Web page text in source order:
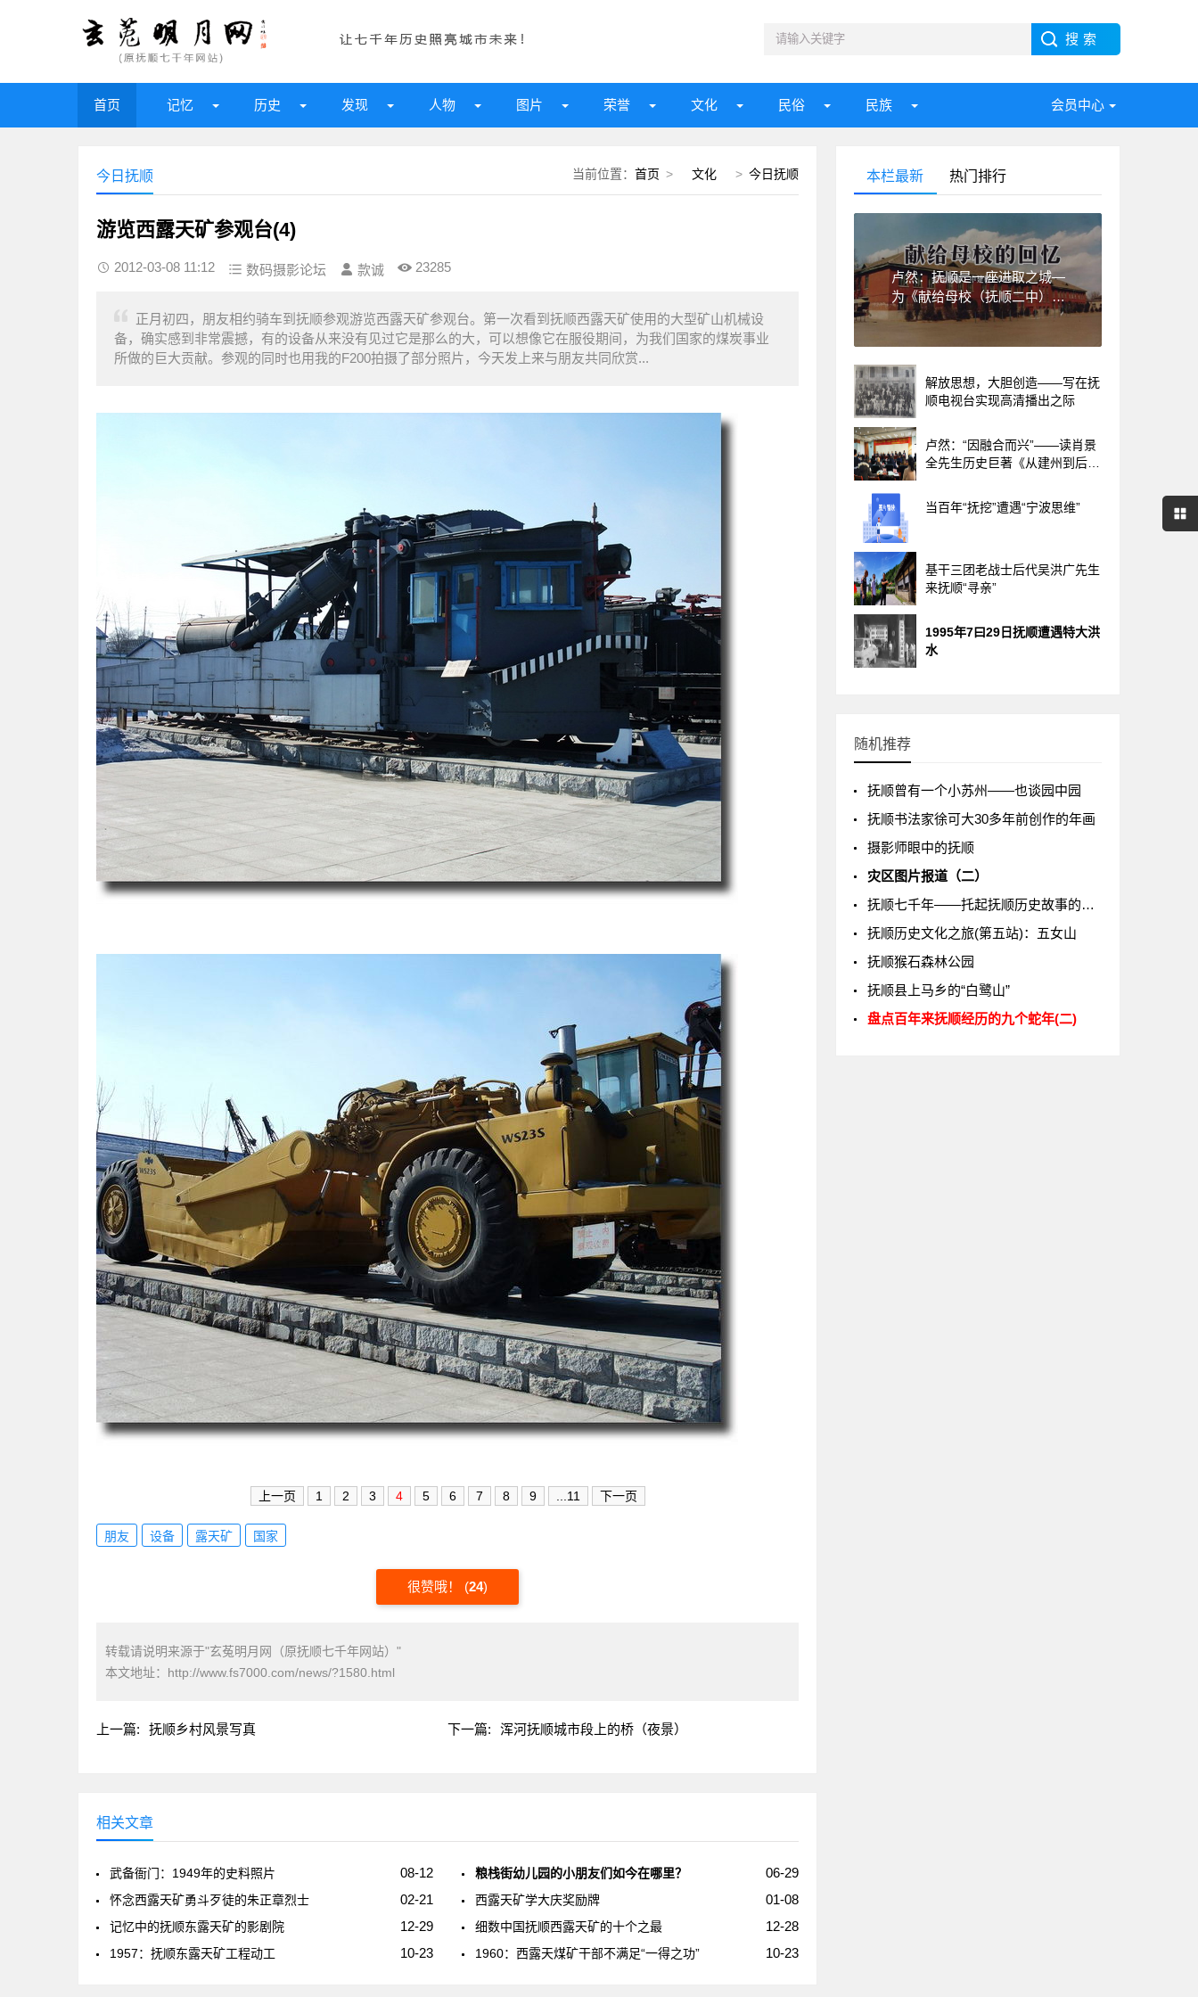
首页 记忆 历史 发现 人物 图片 荣誉 文化 民俗 民族 会员中心
当前位置： 首页 > 文化 > 今日抚顺
今日抚顺
游览西露天矿参观台(4)
2012-03-08 11:12 数码摄影论坛 款诚 23285
正月初四，朋友相约骑车到抚顺参观游览西露天矿参观台。第一次看到抚顺西露天矿使用的大型矿山机械设
备，确实感到非常震撼，有的设备从来没有见过它是那么的大，可以想像它在服役期间，为我们国家的煤炭事业
所做的巨大贡献。参观的同时也用我的F200拍摄了部分照片，今天发上来与朋友共同欣赏...
上一页 1 2 3 4 5 6 7 8 9 ...11 下一页
朋友 设备 露天矿 国家
很赞哦！ (24)
转载请说明来源于"玄菟明月网（原抚顺七千年网站）"
本文地址： http://www.fs7000.com/news/?1580.html
上一篇: 抚顺乡村风景写真 下一篇: 浑河抚顺城市段上的桥（夜景）
相关文章
08-12
武备衙门：1949年的史料照片 06-29
粮栈街幼儿园的小朋友们如今在哪里？
02-21
怀念西露天矿勇斗歹徒的朱正章烈士 01-08
西露天矿学大庆奖励牌
12-29
记忆中的抚顺东露天矿的影剧院 12-28
细数中国抚顺西露天矿的十个之最
10-23
1957：抚顺东露天矿工程动工 10-23
1960：西露天煤矿干部不满足“一得之功”
本栏最新 热门排行
卢然：抚顺是一座进取之城—
为《献给母校（抚顺二中）的
回忆》一书作序
解放思想，大胆创造——写在抚
顺电视台实现高清播出之际
卢然：“因融合而兴”——读肖景
全先生历史巨著《从建州到后
当百年“抚挖”遭遇“宁波思维”
基干三团老战士后代吴洪广先生
来抚顺“寻亲”
1995年7曰29日抚顺遭遇特大洪
水
随机推荐
抚顺曾有一个小苏州——也谈园中园
抚顺书法家徐可大30多年前创作的年画
摄影师眼中的抚顺
灾区图片报道（二）
抚顺七千年——托起抚顺历史故事的网络平台
抚顺历史文化之旅(第五站)：五女山
抚顺猴石森林公园
抚顺县上马乡的“白鹭山”
盘点百年来抚顺经历的九个蛇年(二)